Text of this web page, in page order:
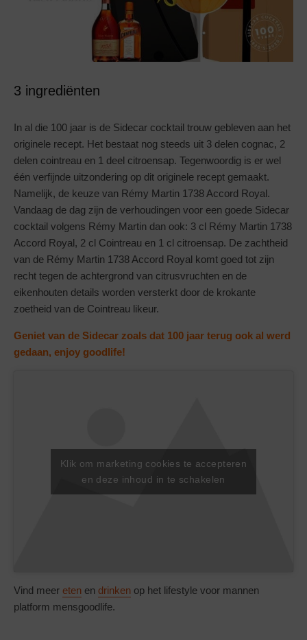
3 ingrediënten
In al die 100 jaar is de Sidecar cocktail trouw gebleven aan het
originele recept. Het bestaat nog steeds uit 3 delen cognac, 2
delen cointreau en 1 deel citroensap. Tegenwoordig is er wel
één verfijnde uitzondering op dit originele recept gemaakt.
Namelijk, de keuze van Rémy Martin 1738 Accord Royal.
Vandaag de dag zijn de verhoudingen voor een goede Sidecar
cocktail volgens Rémy Martin dan ook: 3 cl Rémy Martin 1738
Accord Royal, 2 cl Cointreau en 1 cl citroensap. De zachtheid
van de Rémy Martin 1738 Accord Royal komt goed tot zijn
recht tegen de achtergrond van citrusvruchten en de
eikenhouten details worden versterkt door de krokante
zoetheid van de Cointreau likeur.
Geniet van de Sidecar zoals dat 100 jaar terug ook al werd
gedaan, enjoy goodlife!
Klik om marketing cookies te accepteren
en deze inhoud in te schakelen
Vind meer eten en drinken op het lifestyle voor mannen
platform mensgoodlife.